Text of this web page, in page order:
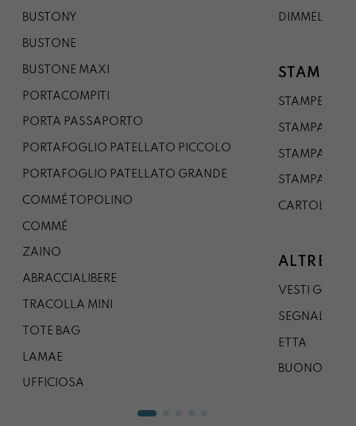
BUSTONY
BUSTONE
BUSTONE MAXI
PORTACOMPITI
PORTA PASSAPORTO
PORTAFOGLIO PATELLATO PICCOLO
PORTAFOGLIO PATELLATO GRANDE
COMMÉ TOPOLINO
COMMÉ
ZAINO
ABRACCIALIBERE
TRACOLLA MINI
TOTE BAG
LAMAE
UFFICIOSA
DIMMELO
STAMPE
STAMPE A5
STAMPA A3
STAMPA A1
STAMPA A0
CARTOLINA
ALTRE
VESTI
SEGNALIBRO
ETTA
BUONO